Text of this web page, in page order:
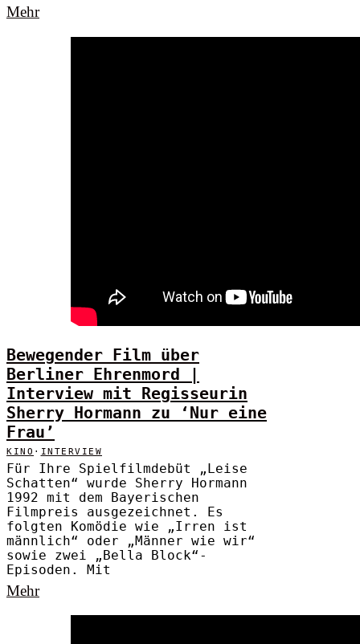
Mehr
Bewegender Film über
Berliner Ehrenmord |
Interview mit Regisseurin
Sherry Hormann zu ‘Nur eine
Frau’
KINO · INTERVIEW
Für Ihre Spielfilmdebüt „Leise
Schatten“ wurde Sherry Hormann
1992 mit dem Bayerischen
Filmpreis ausgezeichnet. Es
folgten Komödie wie „Irren ist
männlich“ oder „Männer wie wir“
sowie zwei „Bella Block“-
Episoden. Mit
Mehr